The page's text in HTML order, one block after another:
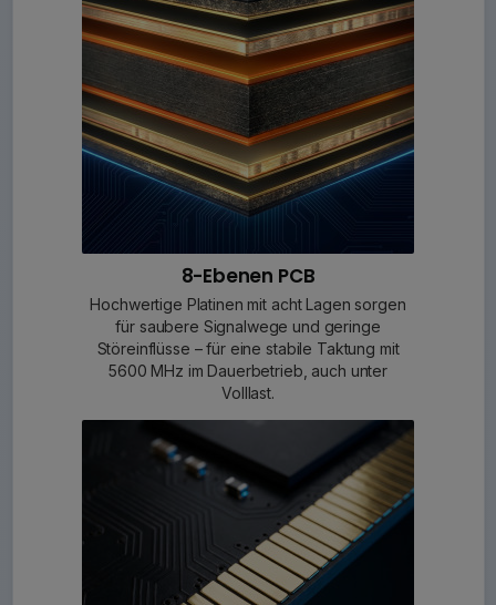
8-Ebenen PCB
Hochwertige Platinen mit acht Lagen sorgen
für saubere Signalwege und geringe
Störeinflüsse – für eine stabile Taktung mit
5600 MHz im Dauerbetrieb, auch unter
Volllast.